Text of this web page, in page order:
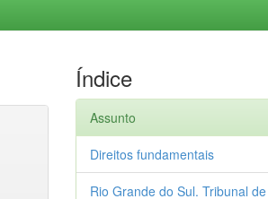
Índice
Assunto
Direitos fundamentais
Rio Grande do Sul. Tribunal de